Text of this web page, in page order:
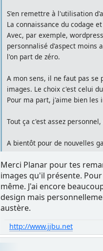
S'en remettre à l'utilisation
La connaissance du codage
Avec, par exemple,
personnalisé d'aspect moins
l'on part de zéro.
A mon sens, il ne faut pas se
images. Le choix c'est celui
Pour ma part, j'aime bien les
Tout ça c'est assez
A bientôt pour de nouvelles
Merci Planar pour tes
images qu'il présente.
même. J'ai encore
design mais
austère.
http://www.jjbu.net